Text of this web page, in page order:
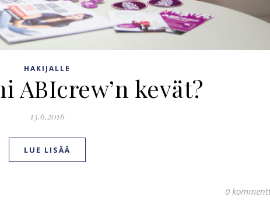
HAKIJALLE
ABIcrew’n kevät?
13.6.2016
LUE LISÄÄ
0